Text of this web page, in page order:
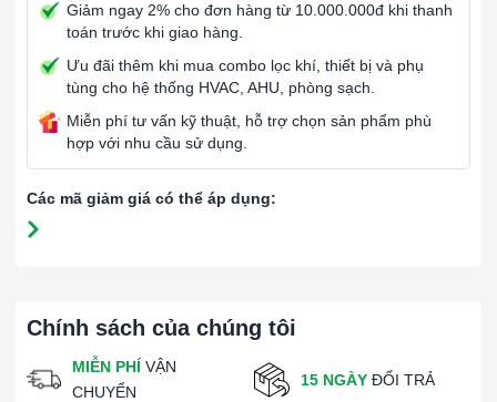
Chính sách của chúng tôi
MIỄN PHÍ VẬN
CHUYỂN
15 NGÀY ĐỔI TRẢ
Giảm ngay 2% cho đơn hàng từ 10.000.000đ khi thanh
toán trước khi giao hàng.
Ưu đãi thêm khi mua combo lọc khí, thiết bị và phụ
tùng cho hệ thống HVAC, AHU, phòng sạch.
Miễn phí tư vấn kỹ thuật, hỗ trợ chọn sản phẩm phù
hợp với nhu cầu sử dụng.
Các mã giảm giá có thể áp dụng: